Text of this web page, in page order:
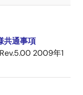
共通事項
2009年1